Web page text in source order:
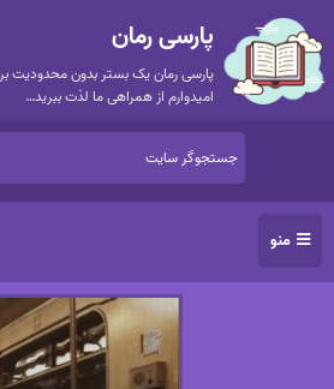
پارسی رمان
پارسی رمان یک بستر بدون محدودیت
امیدوارم از همراهی ما لذت ببرید…
منو